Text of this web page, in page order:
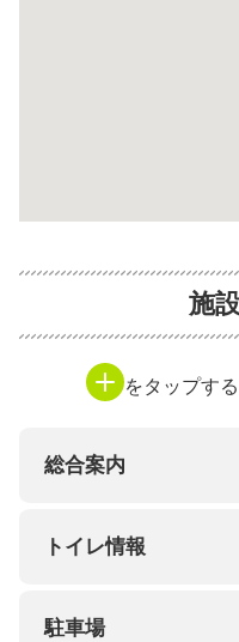
施
をタップす
総合案内
トイレ情報
駐車場